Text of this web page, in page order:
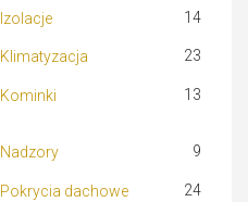
Izolacje 14
Klimatyzacja 23
Kominki 13
Nadzory 9
Pokrycia dachowe 24